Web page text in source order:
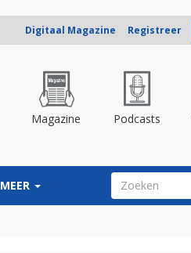
Digitaal Magazine Registreer
Magazine Podcasts
MEER ZOEKVELD